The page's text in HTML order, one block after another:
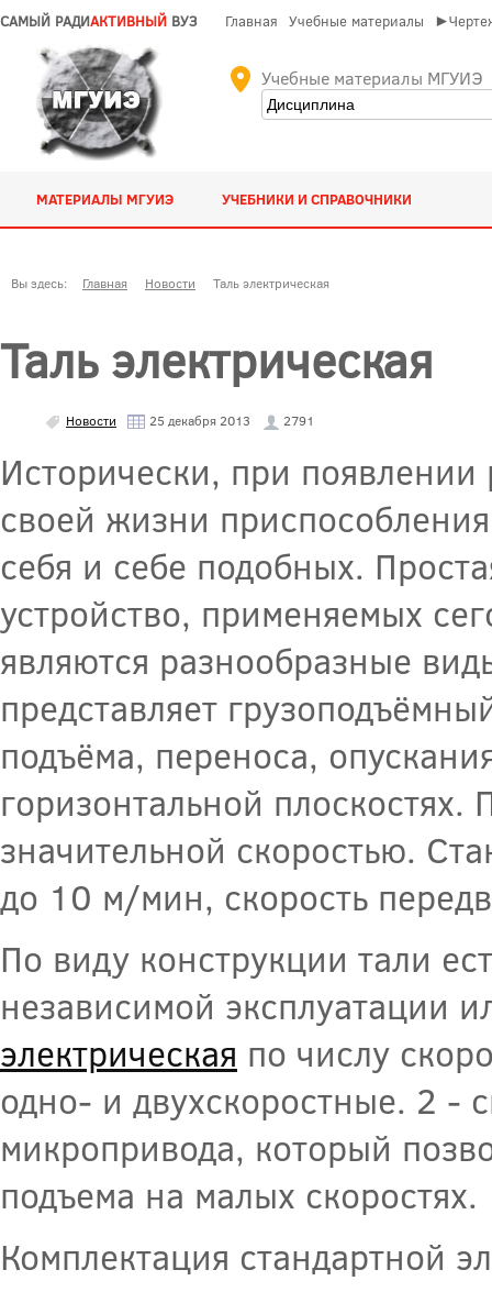
САМЫЙ РАДИАКТИВНЫЙ ВУЗ Главная Учебные материалы
Учебные материалы МГУИЭ
МАТЕРИАЛЫ МГУИЭ УЧЕБНИКИ И СПРАВОЧНИКИ
Вы здесь: Главная Новости Таль электрическая
Таль электрическая
Новости 25 декабря 2013 2791
Исторически, при
своей жизни
себя и себе подобных.
устройство, применяемых
являются разнообразные
представляет
подъёма, переноса,
горизонтальной
значительной скоростью.
до 10 м/мин, скорость
По виду конструкции тали
независимой эксплуатации
электрическая по числу
одно- и двухскоростные. 2 -
микропривода, который
подъема на малых скоростях.
Комплектация стандартной